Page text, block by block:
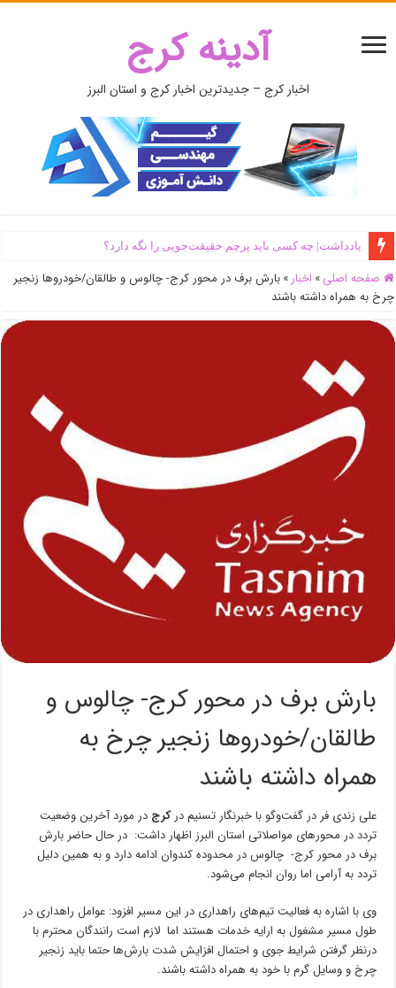
آدینه کرج
اخبار کرج – جدیدترین اخبار کرج و استان البرز
یادداشت| ‌چه کسی باید پرچم حقیقت‌جویی را نگه دارد؟
صفحه اصلی » اخبار » بارش برف در محور کرج- چالوس و طالقان/خودروها زنجیر
چرخ به همراه داشته باشند
بارش برف در محور کرج- چالوس و
طالقان/خودروها زنجیر چرخ به
همراه داشته باشند
علی زندی فر در گفت‌وگو با خبرنگار تسنیم درکرجدر مورد آخرین وضعیت
تردد در محورهای مواصلاتی استان البرز اظهار داشت: در حال حاضر بارش
برف در محور کرج- چالوس در محدوده کندوان ادامه دارد و به همین دلیل
تردد به آرامی اما روان انجام می‌شود.
وی با اشاره به فعالیت تیم‌های راهداری در این مسیر افزود: عوامل راهداری در
طول مسیر مشغول به ارایه خدمات هستند اما لازم است رانندگان محترم با
درنظر گرفتن شرایط جوی و احتمال افزایش شدت بارش‌ها حتما باید زنجیر
چرخ و وسایل گرم با خود به همراه داشته باشند.